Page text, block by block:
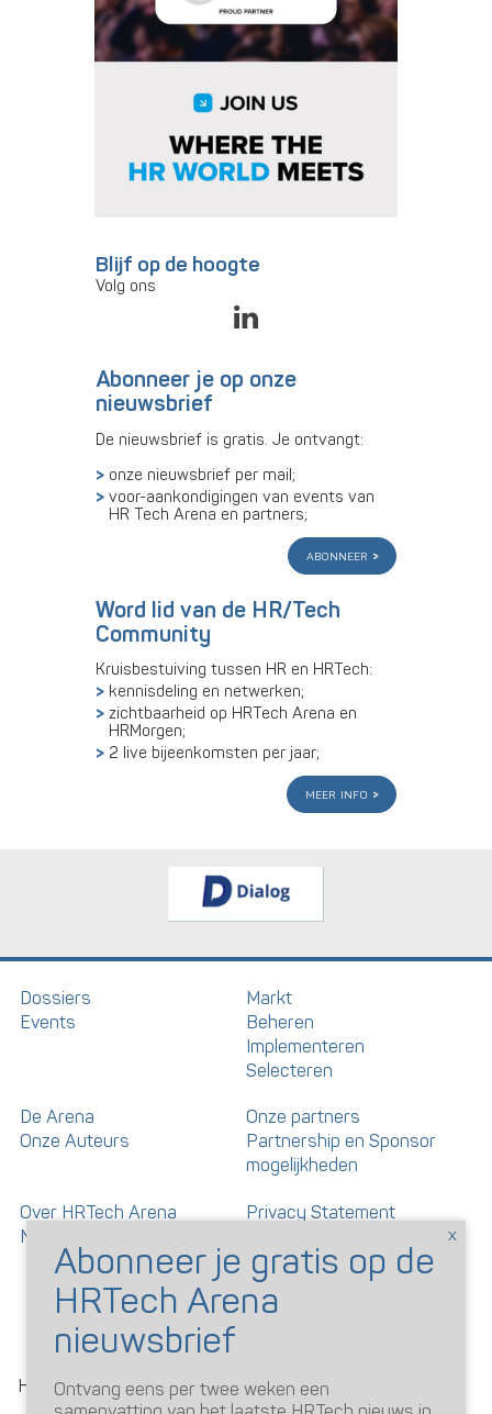
Blijf op de hoogte
Volg ons
Abonneer je op onze
nieuwsbrief
De nieuwsbrief is gratis. Je ontvangt:
onze nieuwsbrief per mail;
voor-aankondigingen van events van
HR Tech Arena en partners;
abonneer
Word lid van de HR/Tech
Community
Kruisbestuiving tussen HR en HRTech:
kennisdeling en netwerken;
zichtbaarheid op HRTech Arena en
HRMorgen;
2 live bijeenkomsten per jaar;
meer info
Dossiers
Events
Markt
Beheren
Implementeren
Selecteren
De Arena
Onze Auteurs
Onze partners
Partnership en Sponsor
mogelijkheden
Over HRTech Arena
Nieuwsbrief
Privacy Statement
Gedragscode artikelen en
reacties
HRTechArena 2026
Ontvang eens per twee weken een